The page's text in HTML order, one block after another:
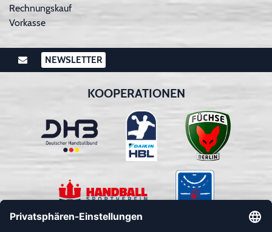
Rechnungskauf
Vorkasse
NEWSLETTER
KOOPERATIONEN